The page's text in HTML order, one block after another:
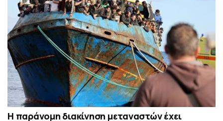
Η παράνομη διακίνηση μεταναστών έχει